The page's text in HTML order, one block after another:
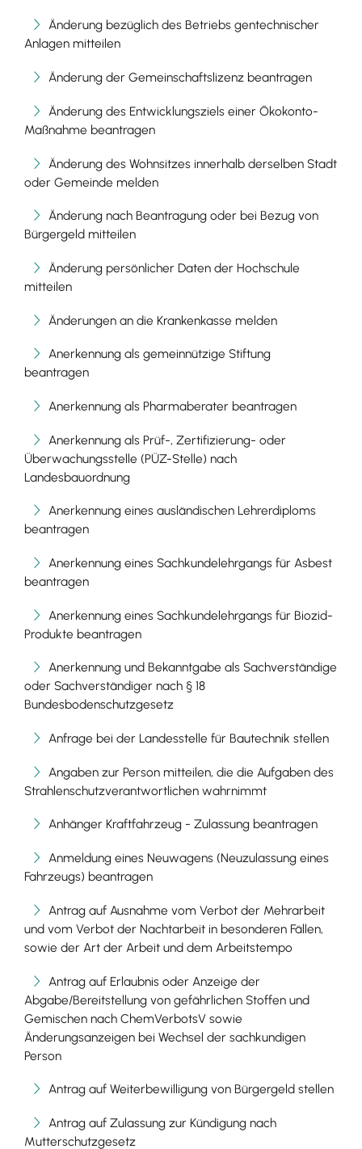
Änderung bezüglich des Betriebs gentechnischer
Anlagen mitteilen
Änderung der Gemeinschaftslizenz beantragen
Änderung des Entwicklungsziels einer Ökokonto-
Maßnahme beantragen
Änderung des Wohnsitzes innerhalb derselben Stadt
oder Gemeinde melden
Änderung nach Beantragung oder bei Bezug von
Bürgergeld mitteilen
Änderung persönlicher Daten der Hochschule
mitteilen
Änderungen an die Krankenkasse melden
Anerkennung als gemeinnützige Stiftung
beantragen
Anerkennung als Pharmaberater beantragen
Anerkennung als Prüf-, Zertifizierung- oder
Überwachungsstelle (PÜZ-Stelle) nach
Landesbauordnung
Anerkennung eines ausländischen Lehrerdiploms
beantragen
Anerkennung eines Sachkundelehrgangs für Asbest
beantragen
Anerkennung eines Sachkundelehrgangs für Biozid-
Produkte beantragen
Anerkennung und Bekanntgabe als Sachverständige
oder Sachverständiger nach § 18
Bundesbodenschutzgesetz
Anfrage bei der Landesstelle für Bautechnik stellen
Angaben zur Person mitteilen, die die Aufgaben des
Strahlenschutzverantwortlichen wahrnimmt
Anhänger Kraftfahrzeug - Zulassung beantragen
Anmeldung eines Neuwagens (Neuzulassung eines
Fahrzeugs) beantragen
Antrag auf Ausnahme vom Verbot der Mehrarbeit
und vom Verbot der Nachtarbeit in besonderen Fällen,
sowie der Art der Arbeit und dem Arbeitstempo
Antrag auf Erlaubnis oder Anzeige der
Abgabe/Bereitstellung von gefährlichen Stoffen und
Gemischen nach ChemVerbotsV sowie
Änderungsanzeigen bei Wechsel der sachkundigen
Person
Antrag auf Weiterbewilligung von Bürgergeld stellen
Antrag auf Zulassung zur Kündigung nach
Mutterschutzgesetz